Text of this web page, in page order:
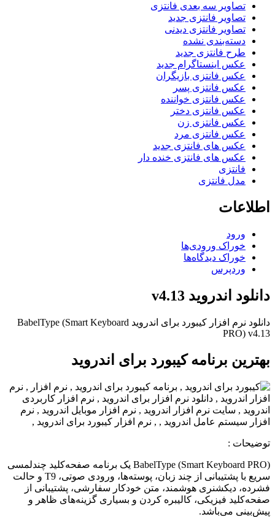
تصاویر سه بعدی فانتزی
تصاویر فانتزی جدید
تصاویر فانتزی دیدنی
دسته‌بندی نشده
طرح فانتزی جدید
عکس اینستاگرام جدید
عکس فانتزی بازیگران
عکس فانتزی پسر
عکس فانتزی خواننده
عکس فانتزی دختر
عکس فانتزی زن
عکس فانتزی مرد
عکس های فانتزی جدید
عکس های فانتزی خنده دار
فانتزی
مدل فانتزی
اطلاعات
ورود
خوراک ورودی‌ها
خوراک دیدگاه‌ها
وردپرس
دانلود اندروید v4.13
دانلود نرم افزار کیبورد برای اندروید BabelType (Smart Keyboard
PRO) v4.13
بهترین برنامه کیبورد برای اندروید
توضیحات :
BabelType (Smart Keyboard PRO) یک برنامه صفحه‌کلید چندلمسی
سریع با پشتیبانی از چند زبان، پوسته‌ها، ورودی صوتی، T9 و حالت
فشرده، دیکشنری هوشمند، متن خودکار سفارشی، پشتیبانی از
صفحه‌کلید فیزیکی، کالیبره کردن و بسیاری گزینه‌های ظاهر و
پیش‌بینی می‌باشد.